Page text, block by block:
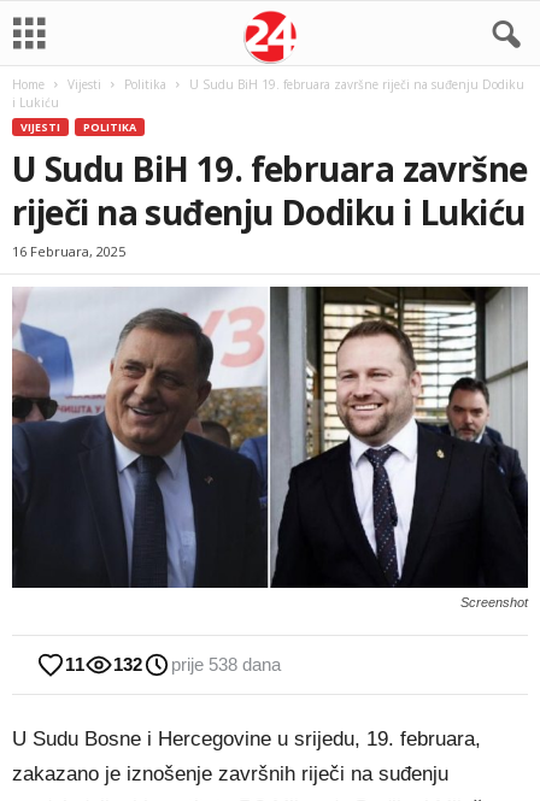
Home Vijesti Politika
U Sudu BiH 19. februara završne riječi na suđenju Dodiku
i Lukiću
VIJESTI POLITIKA
U Sudu BiH 19. februara završne
riječi na suđenju Dodiku i Lukiću
16 Februara, 2025
Screenshot
11 132 prije 538 dana
U Sudu Bosne i Hercegovine u srijedu, 19. februara,
zakazano je iznošenje završnih riječi na suđenju